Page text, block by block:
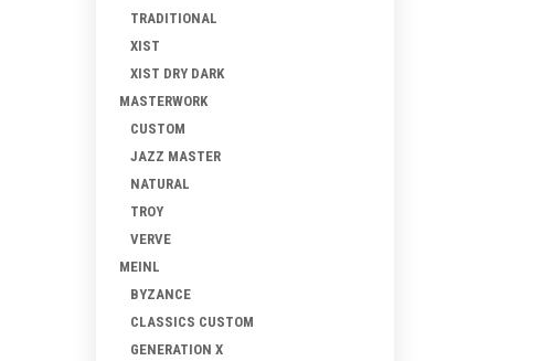
TRADITIONAL
XIST
XIST DRY DARK
MASTERWORK
CUSTOM
JAZZ MASTER
NATURAL
TROY
VERVE
MEINL
BYZANCE
CLASSICS CUSTOM
GENERATION X